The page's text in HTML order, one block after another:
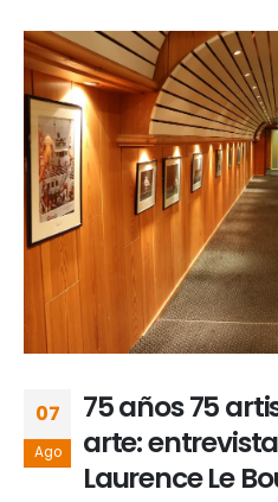
07
Ago
75 años 75
arte:
Laurence Le